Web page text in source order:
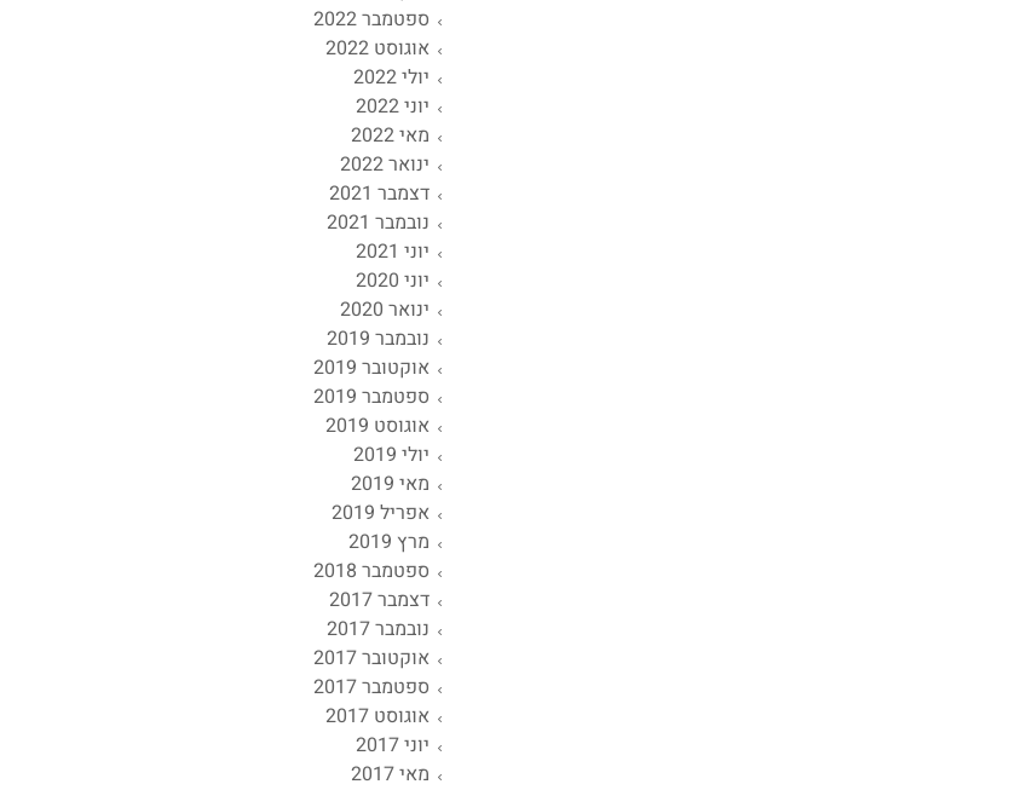
ספטמבר 2022
אוגוסט 2022
יולי 2022
יוני 2022
מאי 2022
ינואר 2022
דצמבר 2021
נובמבר 2021
יוני 2021
יוני 2020
ינואר 2020
נובמבר 2019
אוקטובר 2019
ספטמבר 2019
אוגוסט 2019
יולי 2019
מאי 2019
אפריל 2019
מרץ 2019
ספטמבר 2018
דצמבר 2017
נובמבר 2017
אוקטובר 2017
ספטמבר 2017
אוגוסט 2017
יוני 2017
מאי 2017